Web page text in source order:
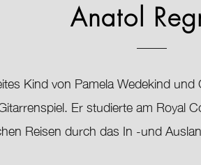
Anatol
Kind von Pamela Wedekind
Er studierte am Royal
Reisen durch das In -und